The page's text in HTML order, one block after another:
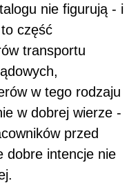
nie figurują - i
część
transportu
w tego rodzaju
w dobrej wierze -
przed
dobre intencje nie